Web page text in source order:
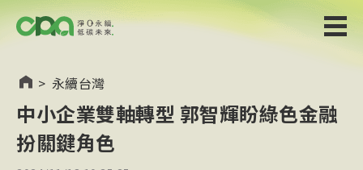
> 永續台灣
中小企業雙軸轉型 郭智輝盼綠色金融
扮關鍵角色